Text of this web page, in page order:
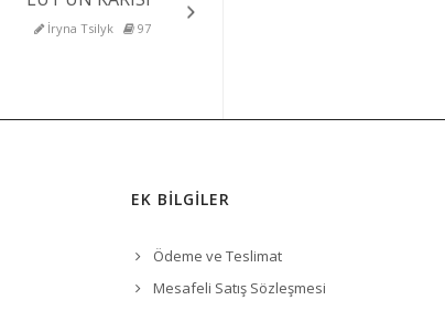
İryna Tsilyk 97
EK BİLGİLER
Ödeme ve Teslimat
Mesafeli Satış Sözleşmesi